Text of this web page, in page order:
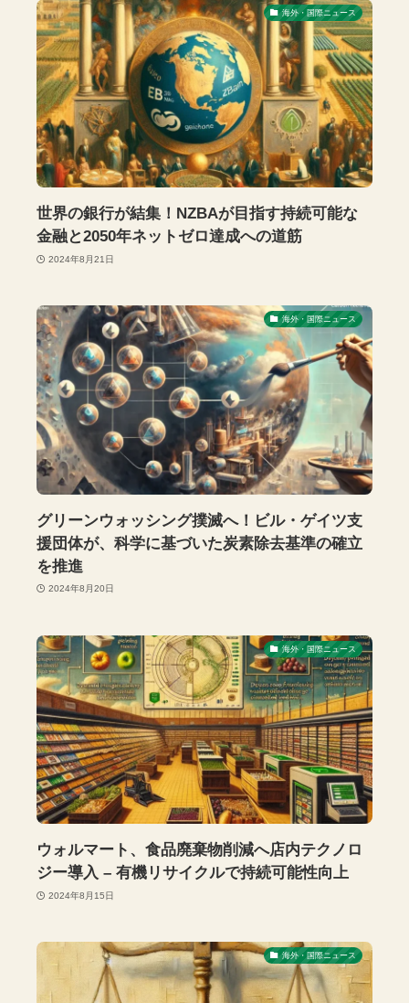
海外・国際ニュース
世界の銀行が結集！NZBAが目指す持続可能な
金融と2050年ネットゼロ達成への道筋
2024年8月21日
海外・国際ニュース
グリーンウォッシング撲滅へ！ビル・ゲイツ支
援団体が、科学に基づいた炭素除去基準の確立
を推進
2024年8月20日
海外・国際ニュース
ウォルマート、食品廃棄物削減へ店内テクノロ
ジー導入 – 有機リサイクルで持続可能性向上
2024年8月15日
海外・国際ニュース